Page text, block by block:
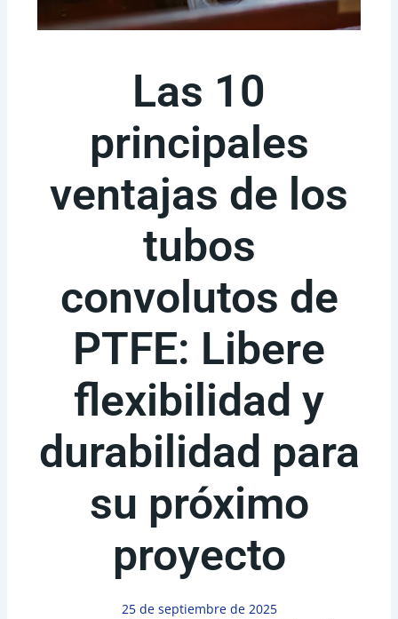
Las 10
principales
ventajas de los
tubos
convolutos de
PTFE: Libere
flexibilidad y
durabilidad para
su próximo
proyecto
25 de septiembre de 2025